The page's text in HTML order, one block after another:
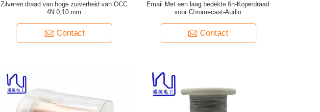
Zilveren draad van hoge zuiverheid van OCC
4N 0,10 mm
Contact
Email Met een laag bedekte 6n-Koperdraad
voor Chromecast-Audio
Contact